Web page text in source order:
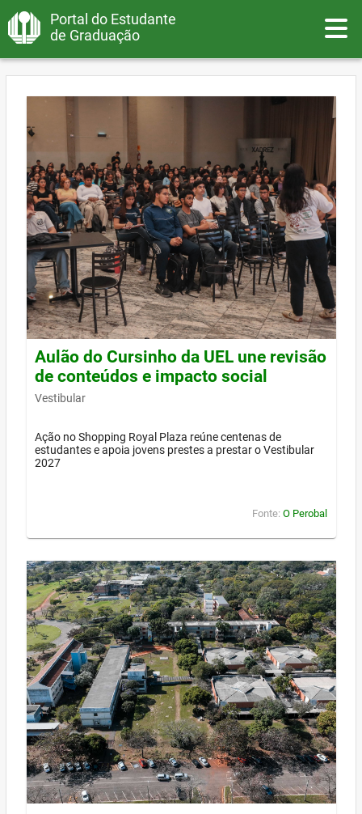
Portal do Estudante
de Graduação
Aulão do Cursinho da UEL une revisão
de conteúdos e impacto social
Vestibular
Ação no Shopping Royal Plaza reúne centenas de
estudantes e apoia jovens prestes a prestar o Vestibular
2027
Fonte: O Perobal